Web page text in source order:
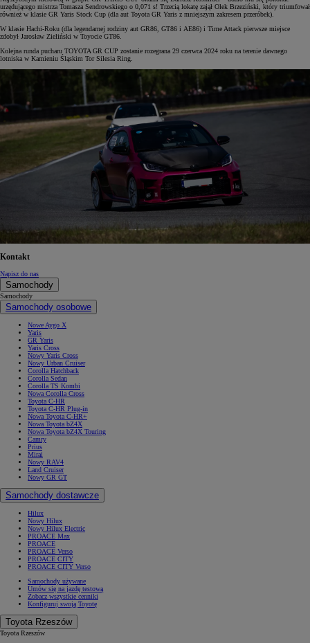
urzędującego mistrza Tomasza Sendrowskiego o 0,071 s! Trzecią lokatę zajął Olek Brzeziński, który triumfował
również w klasie GR Yaris Stock Cup (dla aut Toyota GR Yaris z mniejszym zakresem przeróbek).
W klasie Hachi-Roku (dla legendarnej rodziny aut GR86, GT86 i AE86) i Time Attack pierwsze miejsce
zdobył Jarosław Zieliński w Toyocie GT86.
Kolejna runda pucharu TOYOTA GR CUP zostanie rozegrana 29 czerwca 2024 roku na terenie dawnego
lotniska w Kamieniu Śląskim Tor Silesia Ring.
Kontakt
Napisz do nas
Samochody
Samochody
Samochody osobowe
Nowe Aygo X
Yaris
GR Yaris
Yaris Cross
Nowy Yaris Cross
Nowy Urban Cruiser
Corolla Hatchback
Corolla Sedan
Corolla TS Kombi
Nowa Corolla Cross
Toyota C-HR
Toyota C-HR Plug-in
Nowa Toyota C-HR+
Nowa Toyota bZ4X
Nowa Toyota bZ4X Touring
Camry
Prius
Mirai
Nowy RAV4
Land Cruiser
Nowy GR GT
Samochody dostawcze
Hilux
Nowy Hilux
Nowy Hilux Electric
PROACE Max
PROACE
PROACE Verso
PROACE CITY
PROACE CITY Verso
Samochody używane
Umów się na jazdę testową
Zobacz wszystkie cenniki
Konfiguruj swoją Toyotę
Toyota Rzeszów
Toyota Rzeszów